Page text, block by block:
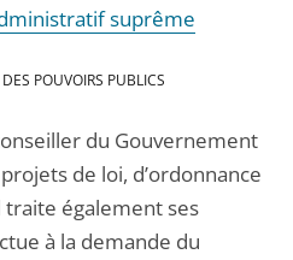
suprême
POUVOIRS PUBLICS
du Gouvernement
de loi, d’ordonnance
également ses
à la demande du